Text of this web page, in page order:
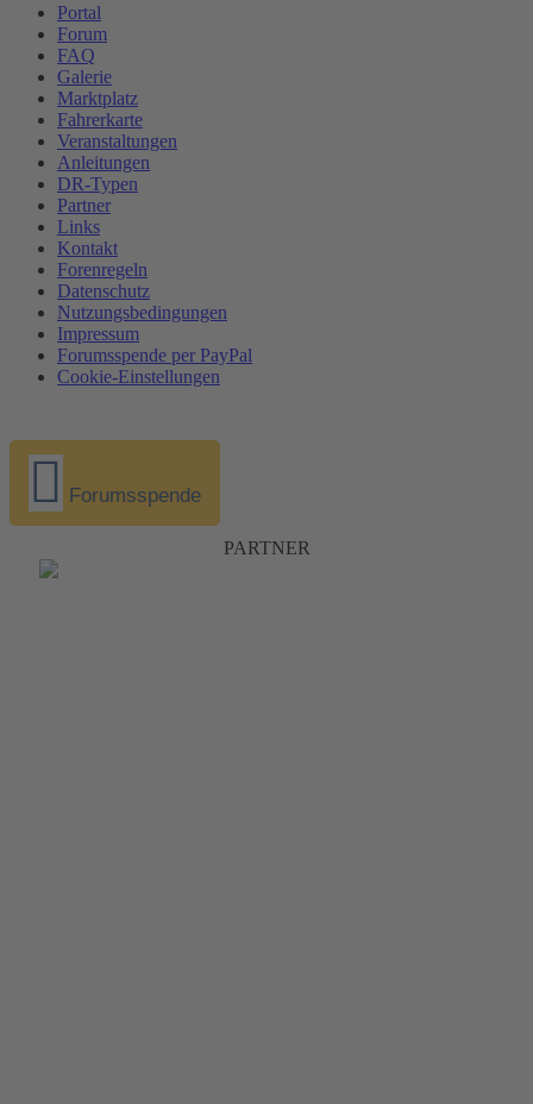
Portal
Forum
FAQ
Galerie
Marktplatz
Fahrerkarte
Veranstaltungen
Anleitungen
DR-Typen
Partner
Links
Kontakt
Forenregeln
Datenschutz
Nutzungsbedingungen
Impressum
Forumsspende per PayPal
Cookie-Einstellungen
Forumsspende
PARTNER